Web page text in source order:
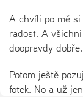
A chvíli po mě si
radost. A
doopravdy dobře.
Potom ještě
fotek. No a už